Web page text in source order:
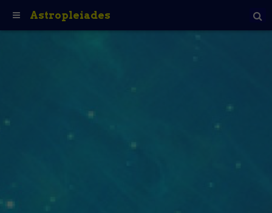
Astropleiades